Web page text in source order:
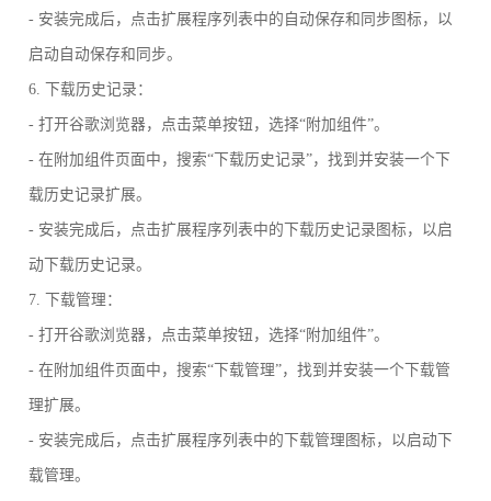
- 安装完成后，点击扩展程序列表中的自动保存和同步图标，以
启动自动保存和同步。
6. 下载历史记录：
- 打开谷歌浏览器，点击菜单按钮，选择“附加组件”。
- 在附加组件页面中，搜索“下载历史记录”，找到并安装一个下
载历史记录扩展。
- 安装完成后，点击扩展程序列表中的下载历史记录图标，以启
动下载历史记录。
7. 下载管理：
- 打开谷歌浏览器，点击菜单按钮，选择“附加组件”。
- 在附加组件页面中，搜索“下载管理”，找到并安装一个下载管
理扩展。
- 安装完成后，点击扩展程序列表中的下载管理图标，以启动下
载管理。